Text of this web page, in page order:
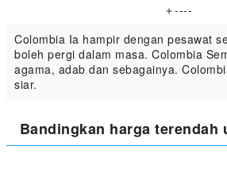
＋----
Colombia Ia hampir dengan pesawat
boleh pergi dalam masa. Colombia
agama, adab dan sebagainya.
siar.
Bandingkan harga terendah